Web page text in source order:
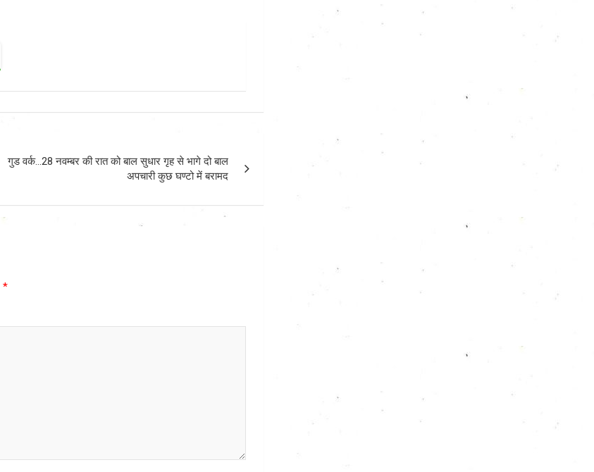
गुड वर्क…28 नवम्बर की रात को बाल सुधार गृह से भागे दो बाल
अपचारी कुछ घण्टो में बरामद
*